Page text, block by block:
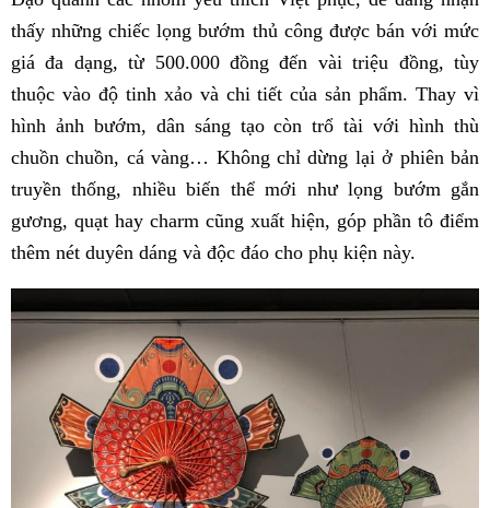
thấy những chiếc lọng bướm thủ công được bán với mức
giá đa dạng, từ 500.000 đồng đến vài triệu đồng, tùy
thuộc vào độ tinh xảo và chi tiết của sản phẩm. Thay vì
hình ảnh bướm, dân sáng tạo còn trổ tài với hình thù
chuồn chuồn, cá vàng… Không chỉ dừng lại ở phiên bản
truyền thống, nhiều biến thể mới như lọng bướm gắn
gương, quạt hay charm cũng xuất hiện, góp phần tô điểm
thêm nét duyên dáng và độc đáo cho phụ kiện này.